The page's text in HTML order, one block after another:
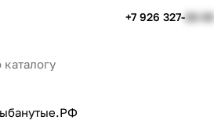
+7 926 327-22-33